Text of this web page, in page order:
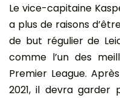
Le vice-capitaine
a plus de raisons
de but régulier de
comme l’un des
Premier League.
2021, il devra garder